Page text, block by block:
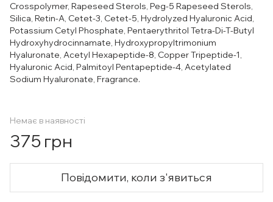
Crosspolymer, Rapeseed Sterols, Peg-5 Rapeseed Sterols,
Silica, Retin-A, Cetet-3, Cetet-5, Hydrolyzed Hyaluronic Acid,
Potassium Cetyl Phosphate, Pentaerythritol Tetra-Di-T-Butyl
Hydroxyhydrocinnamate, Hydroxypropyltrimonium
Hyaluronate, Acetyl Hexapeptide-8, Copper Tripeptide-1,
Hyaluronic Acid, Palmitoyl Pentapeptide-4, Acetylated
Sodium Hyaluronate, Fragrance.
Немає в наявності
375 грн
Повідомити, коли з'явиться